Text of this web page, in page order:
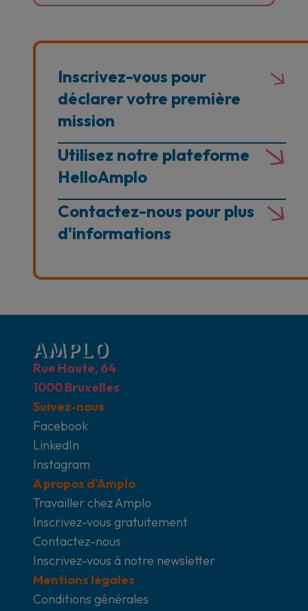
Inscrivez-vous pour
déclarer votre première
mission
Utilisez notre plateforme
HelloAmplo
Contactez-nous pour plus
d'informations
Rue Haute, 64
1000 Bruxelles
Suivez-nous
Facebook
LinkedIn
Instagram
A propos d'Amplo
Travailler chez Amplo
Inscrivez-vous gratuitement
Contactez-nous
Inscrivez-vous à notre newsletter
Mentions légales
Conditions générales